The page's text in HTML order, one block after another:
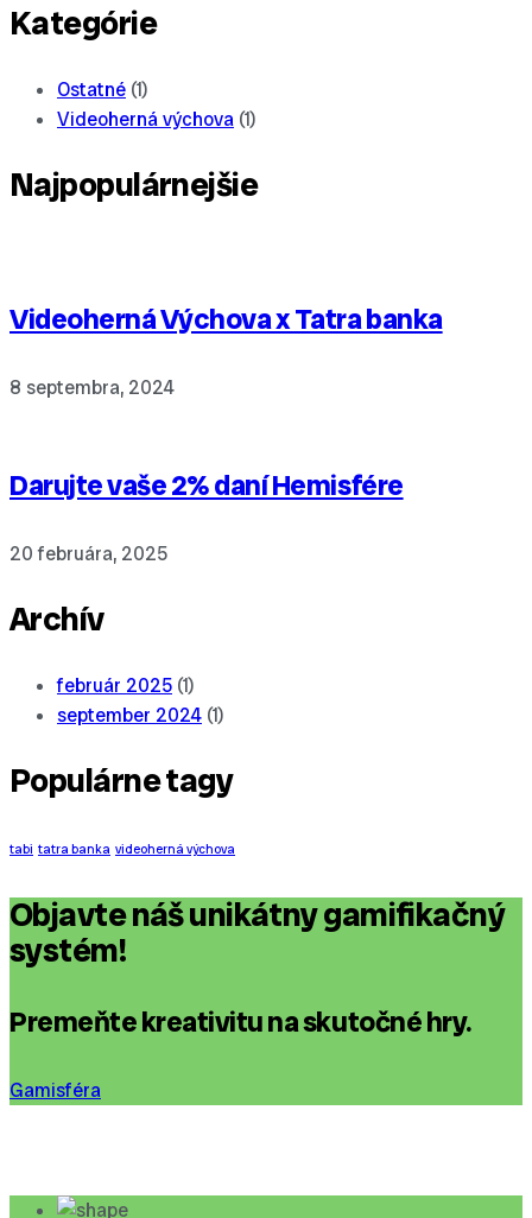
Kategórie
Ostatné (1)
Videoherná výchova (1)
Najpopulárnejšie
Videoherná Výchova x Tatra banka
8 septembra, 2024
Darujte vaše 2% daní Hemisfére
20 februára, 2025
Archív
február 2025 (1)
september 2024 (1)
Populárne tagy
tabi tatra banka videoherná výchova
Objavte náš unikátny gamifikačný
systém!
Premeňte kreativitu na skutočné hry.
Gamisféra